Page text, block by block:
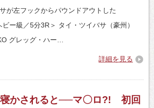
が左フックからパウンドアウトした
ー級／5分3R＞ タイ・ツイバサ（豪州）
グレッグ・ハー…
詳細を見る
寝かされると──マ〇ロ?! 初回